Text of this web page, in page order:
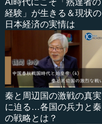
経験」が生きる＆現状の
日本経済の実情は
秦と周辺国の激戦の真実
に迫る…各国の兵力と秦
の戦略とは？